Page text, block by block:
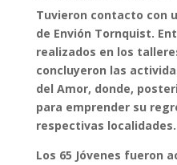
Tuvieron contacto con
de Envión Tornquist.
realizados en los
concluyeron las
del Amor, donde,
para emprender su
respectivas localidades.
Los 65 Jóvenes fueron